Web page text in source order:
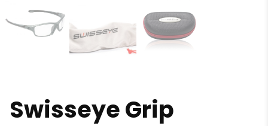
Swisseye Grip